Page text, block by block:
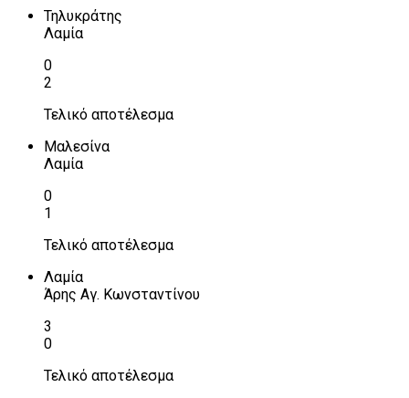
Τηλυκράτης
Λαμία
0
2
Τελικό αποτέλεσμα
Μαλεσίνα
Λαμία
0
1
Τελικό αποτέλεσμα
Λαμία
Άρης Αγ. Κωνσταντίνου
3
0
Τελικό αποτέλεσμα